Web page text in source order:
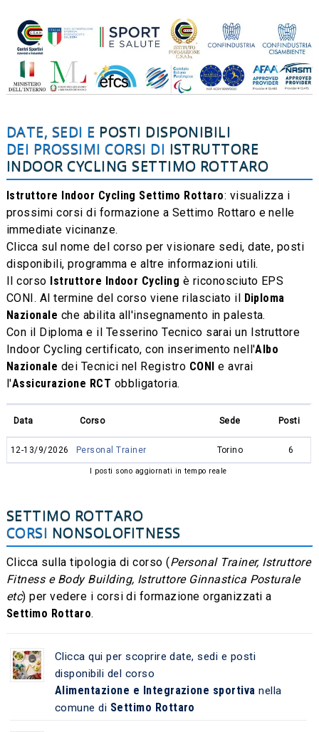
DATE, SEDI E POSTI DISPONIBILI
DEI PROSSIMI CORSI DI ISTRUTTORE
INDOOR CYCLING SETTIMO ROTTARO
Istruttore Indoor Cycling Settimo Rottaro: visualizza i
prossimi corsi di formazione a Settimo Rottaro e nelle
immediate vicinanze.
Clicca sul nome del corso per visionare sedi, date, posti
disponibili, programma e altre informazioni utili.
Il corso Istruttore Indoor Cycling è riconosciuto EPS
CONI. Al termine del corso viene rilasciato il Diploma
Nazionale che abilita all'insegnamento in palesta.
Con il Diploma e il Tesserino Tecnico sarai un Istruttore
Indoor Cycling certificato, con inserimento nell'Albo
Nazionale dei Tecnici nel Registro CONI e avrai
l'Assicurazione RCT obbligatoria.
Data Corso Sede Posti
12-13/9/2026 Personal Trainer Torino 6
I posti sono aggiornati in tempo reale
SETTIMO ROTTARO
CORSI NONSOLOFITNESS
Clicca sulla tipologia di corso (Personal Trainer, Istruttore
Fitness e Body Building, Istruttore Ginnastica Posturale
etc) per vedere i corsi di formazione organizzati a
Settimo Rottaro.
Clicca qui per scoprire date, sedi e posti
disponibili del corso
Alimentazione e Integrazione sportiva nella
comune di Settimo Rottaro